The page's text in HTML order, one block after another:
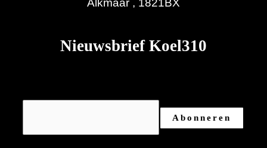
Alkmaar , 1821BX
Nieuwsbrief Koel310